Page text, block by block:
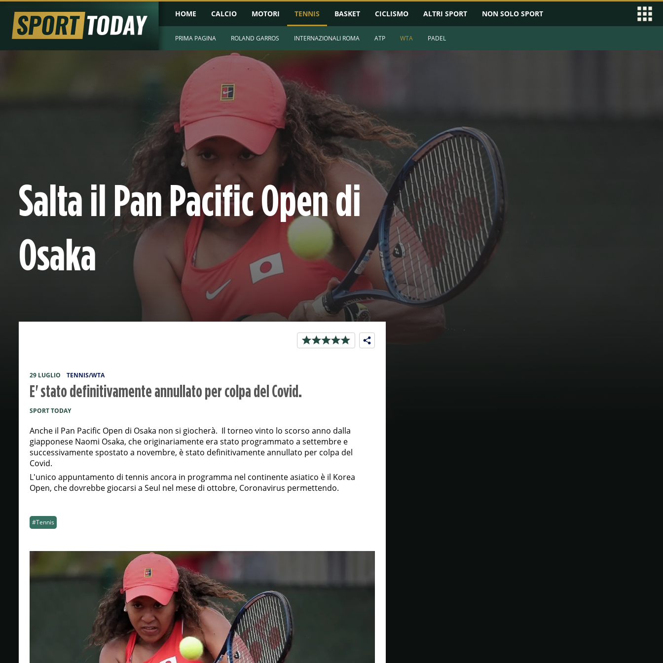
HOME CALCIO MOTORI TENNIS BASKET CICLISMO ALTRI SPORT NON SOLO SPORT
PRIMA PAGINA ROLAND GARROS INTERNAZIONALI ROMA ATP WTA PADEL
Salta il Pan Pacific Open di
Osaka
29 LUGLIO TENNIS/WTA
E' stato definitivamente annullato per colpa del Covid.
SPORT TODAY
Anche il Pan Pacific Open di Osaka non si giocherà. Il torneo vinto lo scorso anno dalla
giapponese Naomi Osaka, che originariamente era stato programmato a settembre e
successivamente spostato a novembre, è stato definitivamente annullato per colpa del
Covid.
L'unico appuntamento di tennis ancora in programma nel continente asiatico è il Korea
Open, che dovrebbe giocarsi a Seul nel mese di ottobre, Coronavirus permettendo.
#Tennis